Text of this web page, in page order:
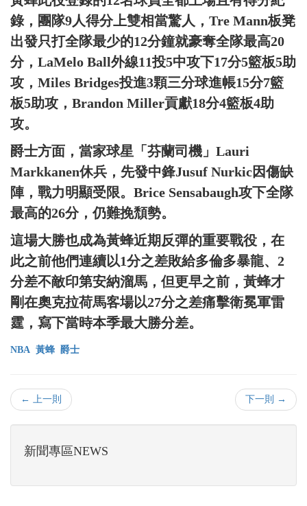
錄，團隊9人得分上雙相當驚人，Tre Mann板凳
出發只打全隊最少的12分鐘就豪奪全隊最高20
分，LaMelo Ball外線11投5中攻下17分5籃板5助
攻，Miles Bridges投進3顆三分球進帳15分7籃
板5助攻，Brandon Miller貢獻18分4籃板4助
攻。
爵士方面，當家球星「芬蘭司機」Lauri
Markkanen休兵，先發中鋒Jusuf Nurkic因傷缺
陣，戰力明顯受限。Brice Sensabaugh攻下全隊
最高的26分，仍難挽頹勢。
這場大勝也成為黃蜂近期反彈的重要戰役，在
此之前他們連續以1分之差敗給多倫多暴龍、2
分差不敵印第安納溜馬，但更早之前，黃蜂才
剛在奧克拉荷馬客場以27分之差痛擊衛冕軍雷
霆，寫下當時本季最大勝分差。
NBA 黃蜂 爵士
← 上一則 下一則 →
新聞專區NEWS